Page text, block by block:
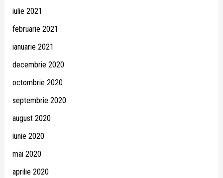
iulie 2021
februarie 2021
ianuarie 2021
decembrie 2020
octombrie 2020
septembrie 2020
august 2020
iunie 2020
mai 2020
aprilie 2020